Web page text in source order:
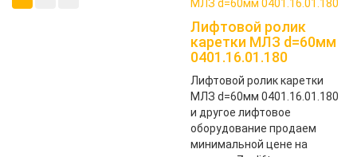
Лифтовой ролик
каретки МЛЗ d=60мм
0401.16.01.180
Лифтовой ролик каретки
МЛЗ d=60мм 0401.16.01.180
и другое лифтовое
оборудование продаем
минимальной цене на